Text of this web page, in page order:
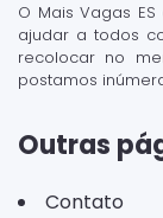
O Mais Vagas
ajudar a todos
recolocar no
postamos
Outras
Contato